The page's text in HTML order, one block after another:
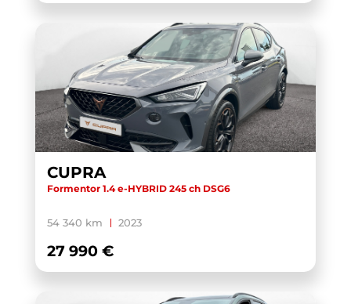
CUPRA
Formentor 1.4 e-HYBRID 245 ch DSG6
54 340 km 2023
27 990 €